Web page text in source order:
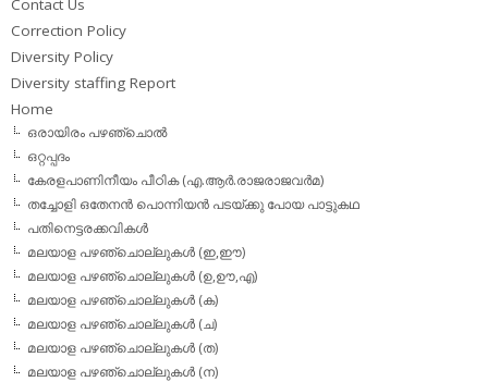
Contact Us
Correction Policy
Diversity Policy
Diversity staffing Report
Home
ഒരായിരം പഴഞ്ചൊല്‍
ഒറ്റപ്പദം
കേരളപാണിനീയം പീഠിക (എ.ആര്‍.രാജരാജവര്‍മ)
തച്ചോളി ഒതേനൻ പൊന്നിയൻ പടയ്‌ക്കു പോയ പാട്ടുകഥ
പതിനെട്ടരക്കവികള്‍
മലയാള പഴഞ്ചൊല്ലുകള്‍ (ഇ,ഈ)
മലയാള പഴഞ്ചൊല്ലുകള്‍ (ഉ,ഊ,എ)
മലയാള പഴഞ്ചൊല്ലുകള്‍ (ക)
മലയാള പഴഞ്ചൊല്ലുകള്‍ (ച)
മലയാള പഴഞ്ചൊല്ലുകള്‍ (ത)
മലയാള പഴഞ്ചൊല്ലുകള്‍ (ന)